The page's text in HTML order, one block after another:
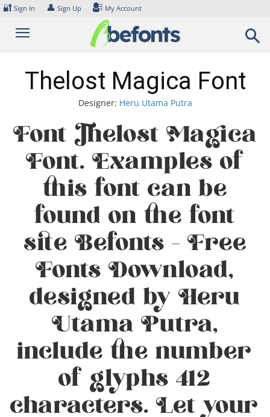
Skip
content
🔐 Sign In 👤 Sign Up My Account
Thelost Magica Font
Designer: Heru Utama Putra
Font Thelost Magica
Font. Examples of
this font can be
found on the font
site Befonts – Free
Fonts Download,
designed by Heru
Utama Putra,
include the number
of glyphs 412
characters. Let your